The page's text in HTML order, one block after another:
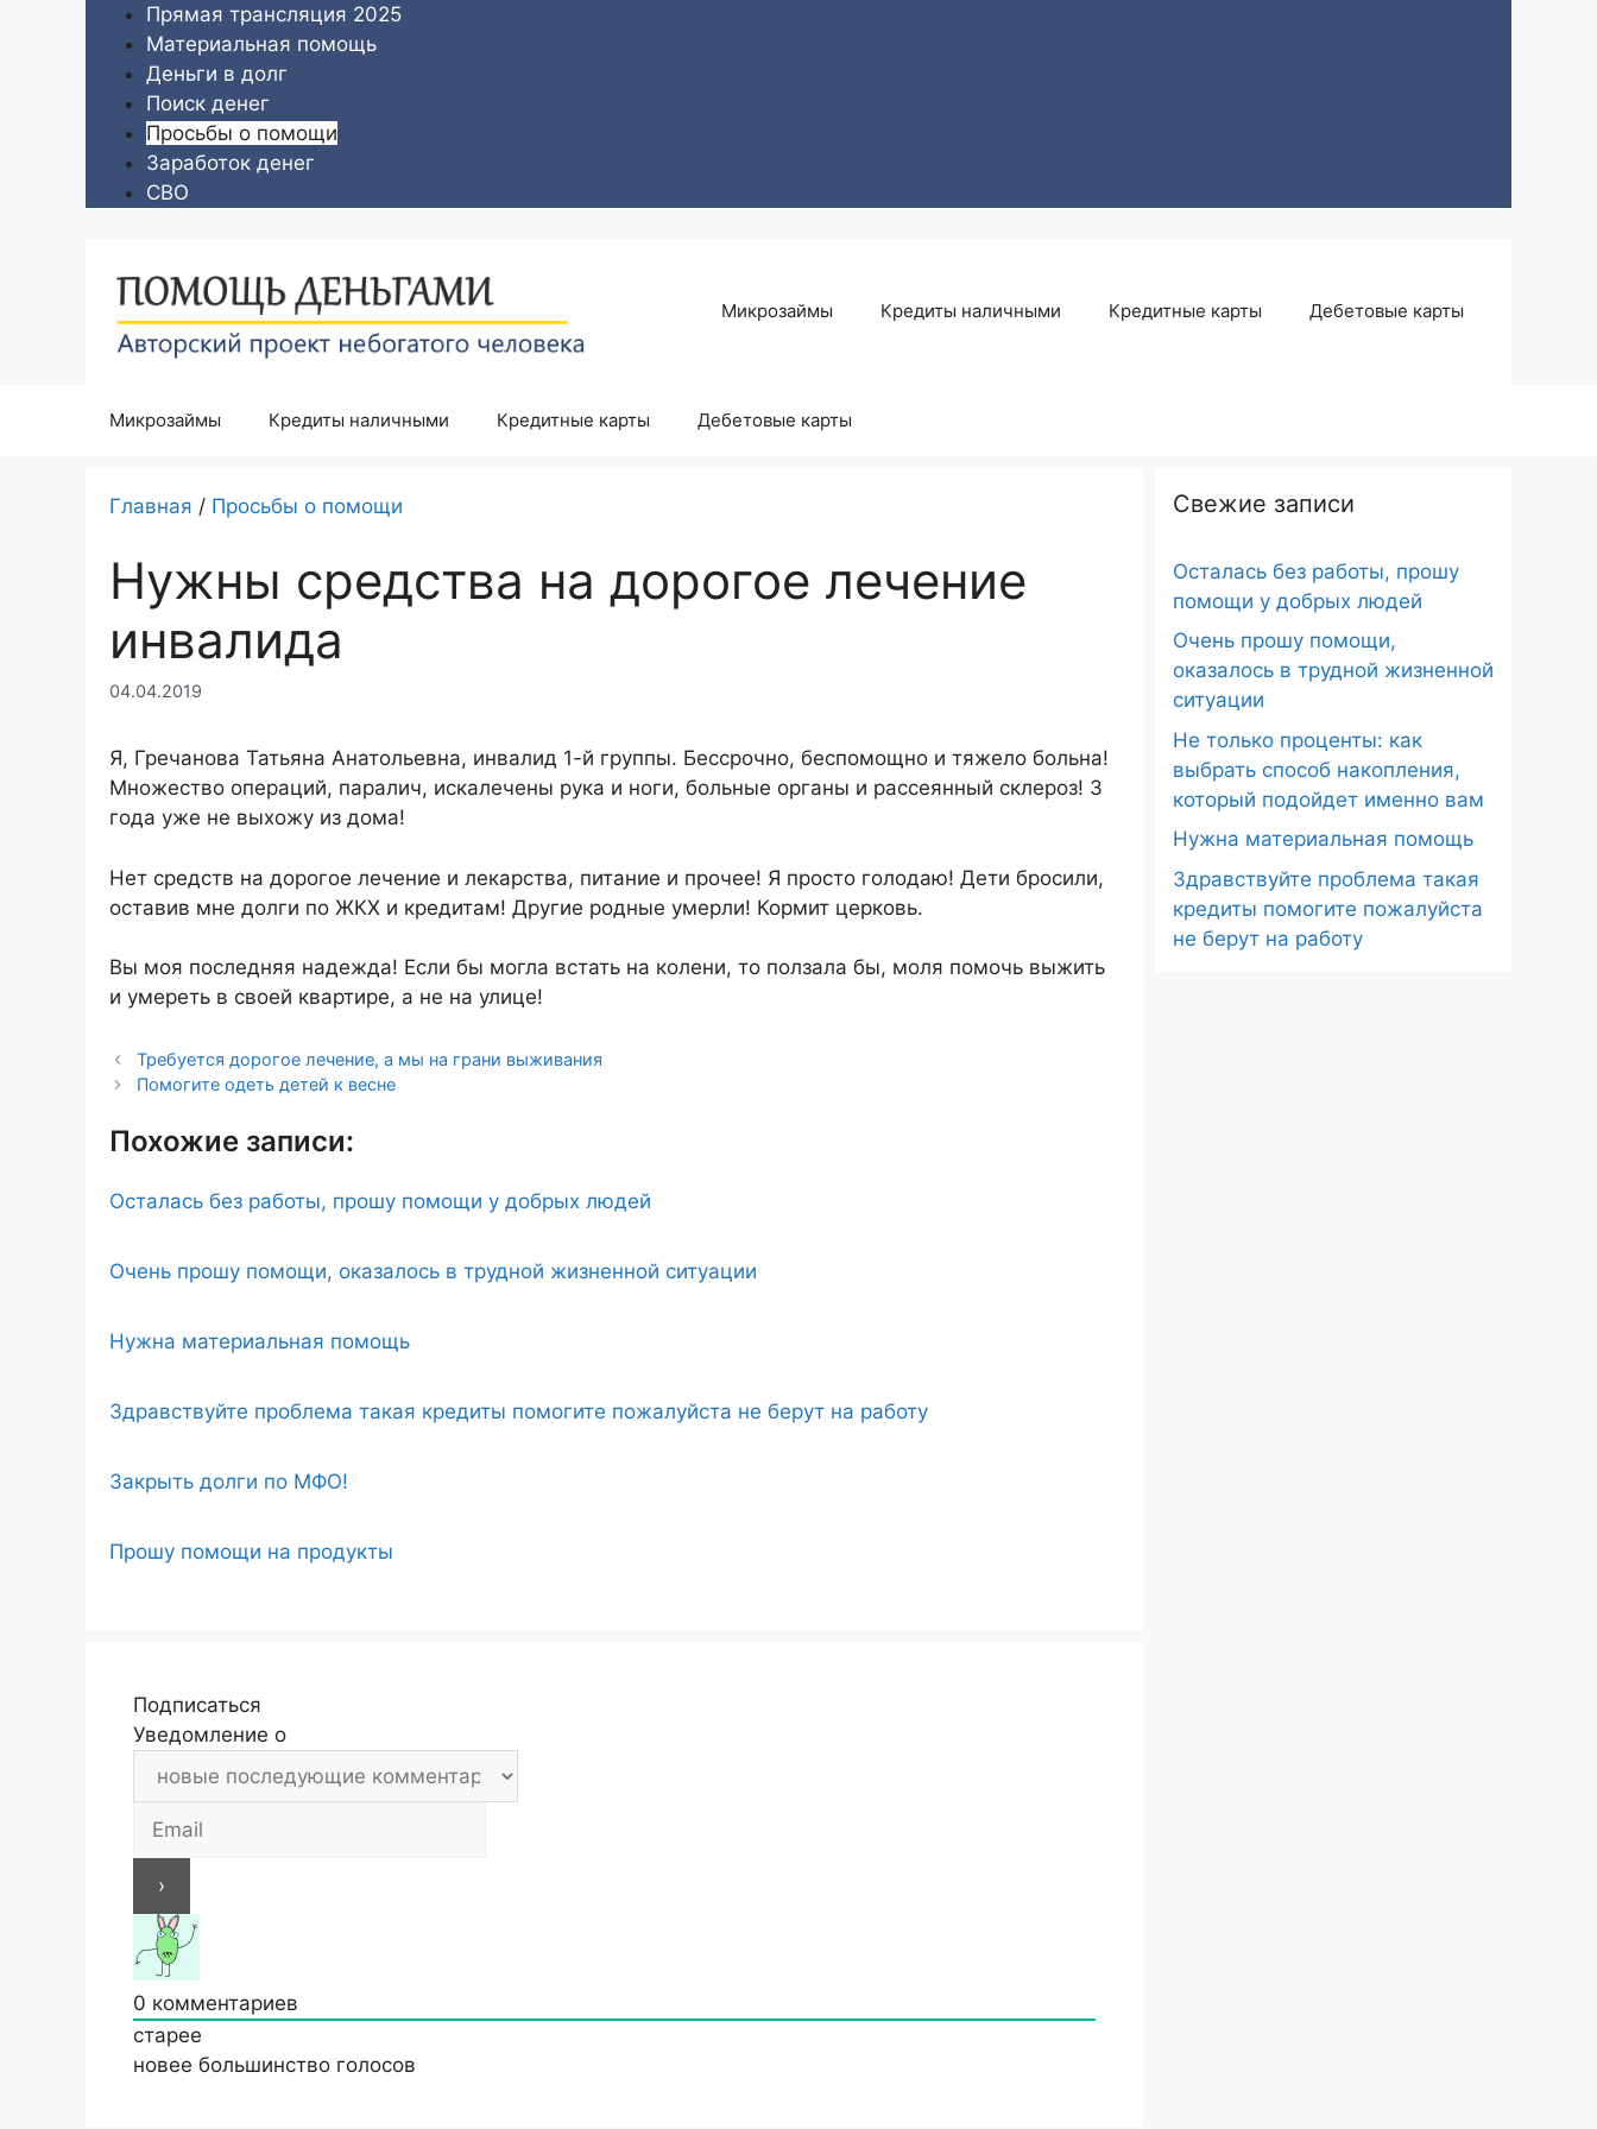
содержимому
Прямая трансляция 2025
Материальная помощь
Деньги в долг
Поиск денег
Просьбы о помощи
Заработок денег
СВО
Микрозаймы Кредиты наличными Кредитные карты Дебетовые карты
Микрозаймы Кредиты наличными Кредитные карты Дебетовые карты
Главная / Просьбы о помощи
Нужны средства на дорогое лечение
инвалида
04.04.2019
Я, Гречанова Татьяна Анатольевна, инвалид 1-й группы. Бессрочно, беспомощно и тяжело больна!
Множество операций, паралич, искалечены рука и ноги, больные органы и рассеянный склероз! 3
года уже не выхожу из дома!
Нет средств на дорогое лечение и лекарства, питание и прочее! Я просто голодаю! Дети бросили,
оставив мне долги по ЖКХ и кредитам! Другие родные умерли! Кормит церковь.
Вы моя последняя надежда! Если бы могла встать на колени, то ползала бы, моля помочь выжить
и умереть в своей квартире, а не на улице!
Требуется дорогое лечение, а мы на грани выживания
Помогите одеть детей к весне
Похожие записи:
Осталась без работы, прошу помощи у добрых людей
Очень прошу помощи, оказалось в трудной жизненной ситуации
Нужна материальная помощь
Здравствуйте проблема такая кредиты помогите пожалуйста не берут на работу
Закрыть долги по МФО!
Прошу помощи на продукты
Подписаться
Уведомление о
0 комментариев
старее
новее большинство голосов
Свежие записи
Осталась без работы, прошу
помощи у добрых людей
Очень прошу помощи,
оказалось в трудной жизненной
ситуации
Не только проценты: как
выбрать способ накопления,
который подойдет именно вам
Нужна материальная помощь
Здравствуйте проблема такая
кредиты помогите пожалуйста
не берут на работу